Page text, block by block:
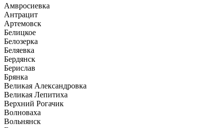
Амвросиевка
Антрацит
Артемовск
Белицкое
Белозерка
Беляевка
Бердянск
Берислав
Брянка
Великая Александровка
Великая Лепитиха
Верхний Рогачик
Волноваха
Вольнянск